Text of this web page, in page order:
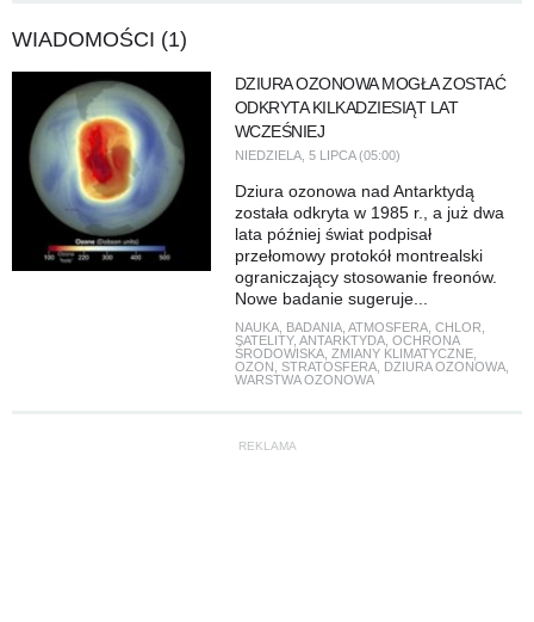
WIADOMOŚCI (1)
DZIURA OZONOWA MOGŁA ZOSTAĆ
ODKRYTA KILKADZIESIĄT LAT
WCZEŚNIEJ
NIEDZIELA, 5 LIPCA (05:00)
Dziura ozonowa nad Antarktydą
została odkryta w 1985 r., a już dwa
lata później świat podpisał
przełomowy protokół montrealski
ograniczający stosowanie freonów.
Nowe badanie sugeruje...
NAUKA, BADANIA, ATMOSFERA, CHLOR
SATELITY, ANTARKTYDA, OCHRONA
ŚRODOWISKA, ZMIANY KLIMATYCZNE,
OZON STRATOSFERA, DZIURA OZONOWA,
WARSTWA OZONOWA
REKLAMA